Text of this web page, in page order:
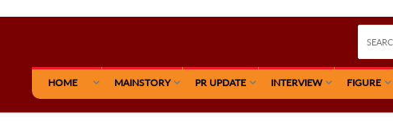
HOME MAINSTORY PR UPDATE INTERVIEW FIGURE